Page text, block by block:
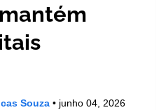
Souza • junho 04, 2026